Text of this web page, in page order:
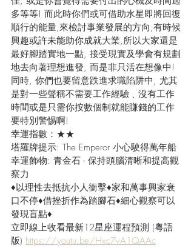
多等等! 而此時你們或可借助水星即將回復
順行的能量,來檢討事業發展的方向,有時候
興趣或許未能助你成就大業,所以大家還是
最好腳踏實地一點, 接受現實及學會有規劃
地去向著理想進發, 而是非只活在想像中!
同時, 你們也要留意跌進求職陷阱中, 尤其
是對一些聲稱不需要工作經驗﹑沒有工作
時間或是只需你按數個制就能賺錢的工作
要特別警惕啊!
幸運指數：★★
塔羅牌提示: The Emperor 小心駛得萬年船
幸運飾物: 青金石 - 保持頭腦清晰和提高觀
察力
♦以理性去抵抗小人衝擊♦家和萬事興家衰
口不停♦借挫折作為踏腳石♦細心觀察可以
發現盲點♦
立即線上收看最新12星座運程預測 (粵語
版) https://youtu.be/Hxc7vA1QAAc